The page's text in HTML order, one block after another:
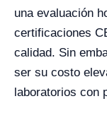
una evaluación
certificaciones
calidad. Sin
ser su costo
laboratorios con